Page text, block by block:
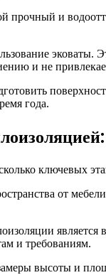
прочный и
и не
года.
ключевых
от
и требованиям.
высоты и